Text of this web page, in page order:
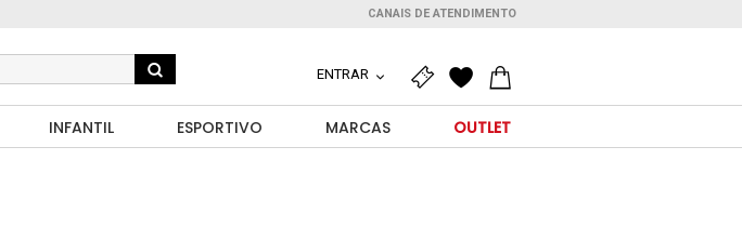
CANAIS DE ATENDIMENTO
ENTRAR
INFANTIL ESPORTIVO MARCAS OUTLET